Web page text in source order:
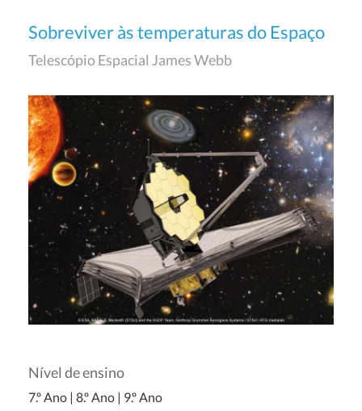
Sobreviver às temperaturas do Espaço
Telescópio Espacial James Webb
Nível de ensino
7.º Ano | 8.º Ano | 9.º Ano